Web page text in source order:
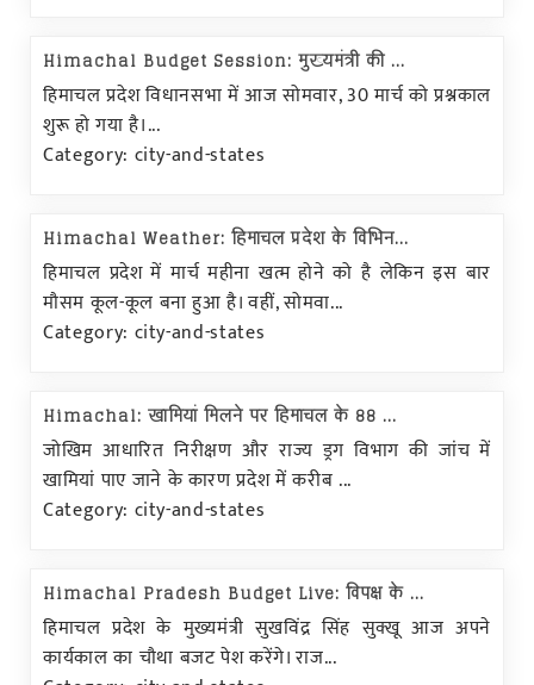
Himachal Budget Session: मुख्यमंत्री की ...
हिमाचल प्रदेश विधानसभा में आज सोमवार, 30 मार्च को प्रश्नकाल
शुरू हो गया है।...
Category: city-and-states
Himachal Weather: हिमाचल प्रदेश के विभिन...
हिमाचल प्रदेश में मार्च महीना खत्म होने को है लेकिन इस बार
मौसम कूल-कूल बना हुआ है। वहीं, सोमवा...
Category: city-and-states
Himachal: खामियां मिलने पर हिमाचल के 88 ...
जोखिम आधारित निरीक्षण और राज्य ड्रग विभाग की जांच में
खामियां पाए जाने के कारण प्रदेश में करीब ...
Category: city-and-states
Himachal Pradesh Budget Live: विपक्ष के ...
हिमाचल प्रदेश के मुख्यमंत्री सुखविंद्र सिंह सुक्खू आज अपने
कार्यकाल का चौथा बजट पेश करेंगे। राज...